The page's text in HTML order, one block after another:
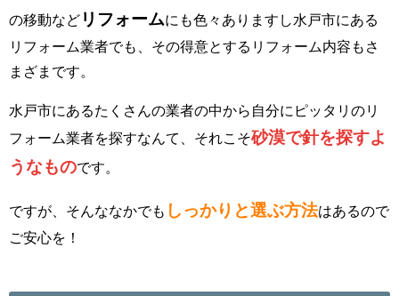
の移動など リフォームにも色々ありますし水戸市にある
リフォーム業者でも、その得意とするリフォーム内容もさ
まざまです。
水戸市にあるたくさんの業者の中から自分にピッタリのリ
フォーム業者を探すなんて、それこそ砂漠で針を探すよ
うなものです。
ですが、そんななかでも しっかりと選ぶ方法はあるので
ご安心を！